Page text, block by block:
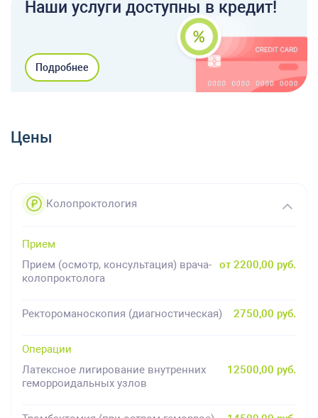
Наши услуги доступны в кредит!
Подробнее
Цены
Колопроктология
Прием
Прием (осмотр, консультация) врача-
колопроктолога
от 2200,00 руб.
Ректороманоскопия (диагностическая) 2750,00 руб.
Операции
Латексное лигирование внутренних
геморроидальных узлов
12500,00 руб.